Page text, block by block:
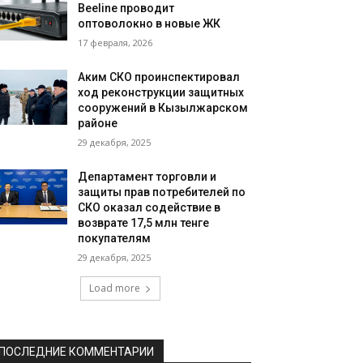
Beeline проводит
оптоволокно в новые ЖК
17 февраля, 2026
Аким СКО проинспектировал
ход реконструкции защитных
сооружений в Кызылжарском
районе
29 декабря, 2025
Департамент торговли и
защиты прав потребителей по
СКО оказал содействие в
возврате 17,5 млн тенге
покупателям
29 декабря, 2025
Load more
КОММЕНТАРИИ